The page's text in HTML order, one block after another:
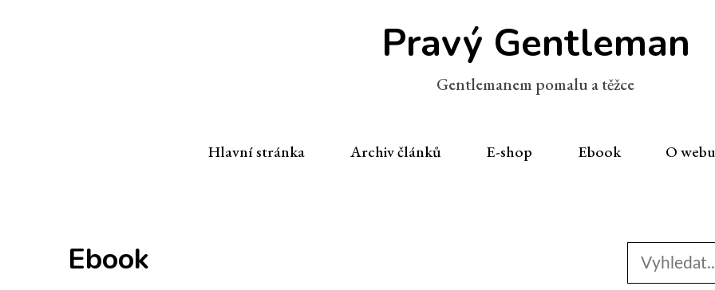
Pravý Gentleman
Gentlemanem pomalu a těžce
Hlavní stránka Archiv článků E-shop Ebook O webu
Ebook
Search
for: